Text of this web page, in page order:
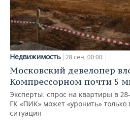
Недвижимость 28 сен, 00:00
Московский девелопер
Компрессорном почти 5
Эксперты: спрос на квартиры в
ГК «ПИК» может «уронить» только
ситуация